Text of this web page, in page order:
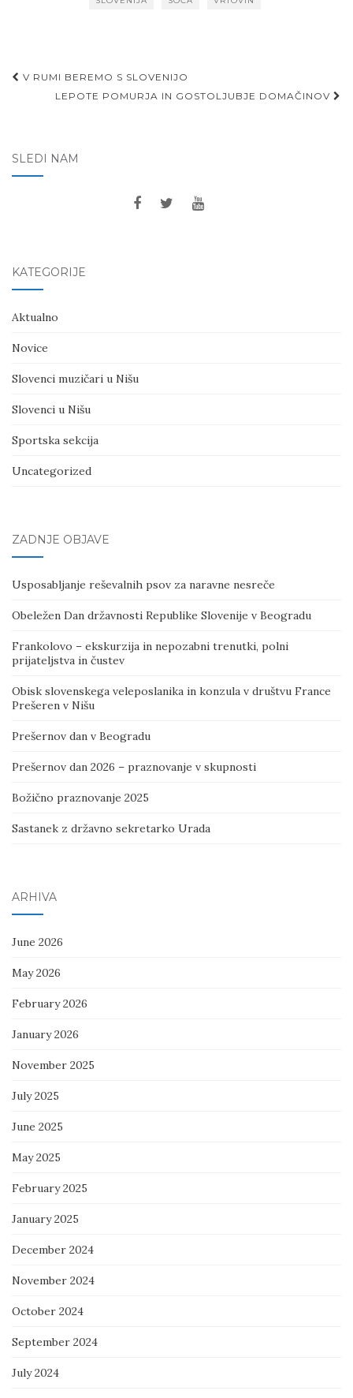
Post
navigation
V RUMI BEREMO S SLOVENIJO
LEPOTE POMURJA IN GOSTOLJUBJE DOMAČINOV
SLEDI NAM
KATEGORIJE
Aktualno
Novice
Slovenci muzičari u Nišu
Slovenci u Nišu
Sportska sekcija
Uncategorized
ZADNJE OBJAVE
Usposabljanje reševalnih psov za naravne nesreče
Obeležen Dan državnosti Republike Slovenije v Beogradu
Frankolovo – ekskurzija in nepozabni trenutki, polni
prijateljstva in čustev
Obisk slovenskega veleposlanika in konzula v društvu France
Prešeren v Nišu
Prešernov dan v Beogradu
Prešernov dan 2026 – praznovanje v skupnosti
Božično praznovanje 2025
Sastanek z državno sekretarko Urada
ARHIVA
June 2026
May 2026
February 2026
January 2026
November 2025
July 2025
June 2025
May 2025
February 2025
January 2025
December 2024
November 2024
October 2024
September 2024
July 2024